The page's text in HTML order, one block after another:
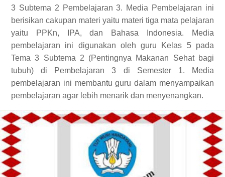
3 Subtema 2 Pembelajaran 3. Media Pembelajaran ini
berisikan cakupan materi yaitu materi tiga mata pelajaran
yaitu PPKn, IPA, dan Bahasa Indonesia. Media
pembelajaran ini digunakan oleh guru Kelas 5 pada
Tema 3 Subtema 2 (Pentingnya Makanan Sehat bagi
tubuh) di Pembelajaran 3 di Semester 1. Media
pembelajaran ini membantu guru dalam menyampaikan
pembelajaran agar lebih menarik dan menyenangkan.